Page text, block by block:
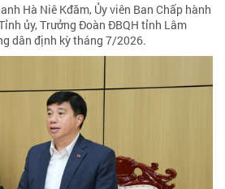
Hà Niê Kđăm, Ủy viên Ban Chấp hành
ủy, Trưởng Đoàn ĐBQH tỉnh Lâm
dân định kỳ tháng 7/2026.